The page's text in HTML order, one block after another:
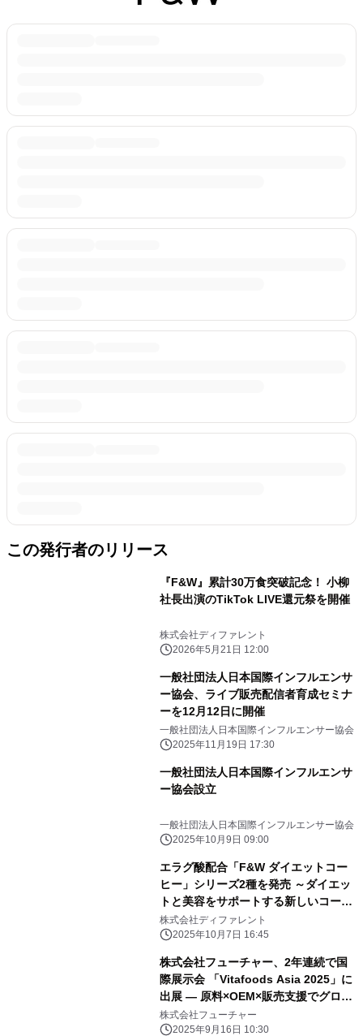
この発行者のリリース
『F&W』累計30万食突破記念！ 小柳
社長出演のTikTok LIVE還元祭を開催
株式会社ディファレント
2026年5月21日 12:00
一般社団法人日本国際インフルエンサ
ー協会、ライブ販売配信者育成セミナ
ーを12月12日に開催
一般社団法人日本国際インフルエンサー協会
2025年11月19日 17:30
一般社団法人日本国際インフルエンサ
ー協会設立
一般社団法人日本国際インフルエンサー協会
2025年10月9日 09:00
エラグ酸配合「F&W ダイエットコー
ヒー」シリーズ2種を発売 ～ダイエッ
トと美容をサポートする新しいコーヒ
ー体験～
株式会社ディファレント
2025年10月7日 16:45
株式会社フューチャー、2年連続で国
際展示会 「Vitafoods Asia 2025」に
出展 ― 原料×OEM×販売支援でグロー
バル展開を加速
株式会社フューチャー
2025年9月16日 10:30